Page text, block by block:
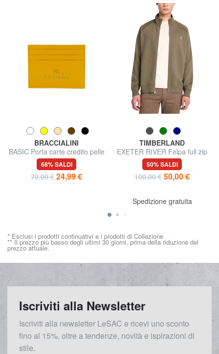
BRACCIALINI
BASIC Porta carte credito pelle
68% SALDI
79,00 € 24,99 €
TIMBERLAND
EXETER RIVER Felpa full zip
50% SALDI
100,00 € 50,00 €
Spedizione gratuita
* Esclusi i prodotti continuativi e i prodotti di Collezione
** Il prezzo più basso degli ultimi 30 giorni, prima della riduzione del
prezzo attuale.
Iscriviti alla Newsletter
Iscriviti alla newsletter LeSAC e ricevi uno sconto
fino al 15%, oltre a tendenze, novità e ispirazioni di
stile.